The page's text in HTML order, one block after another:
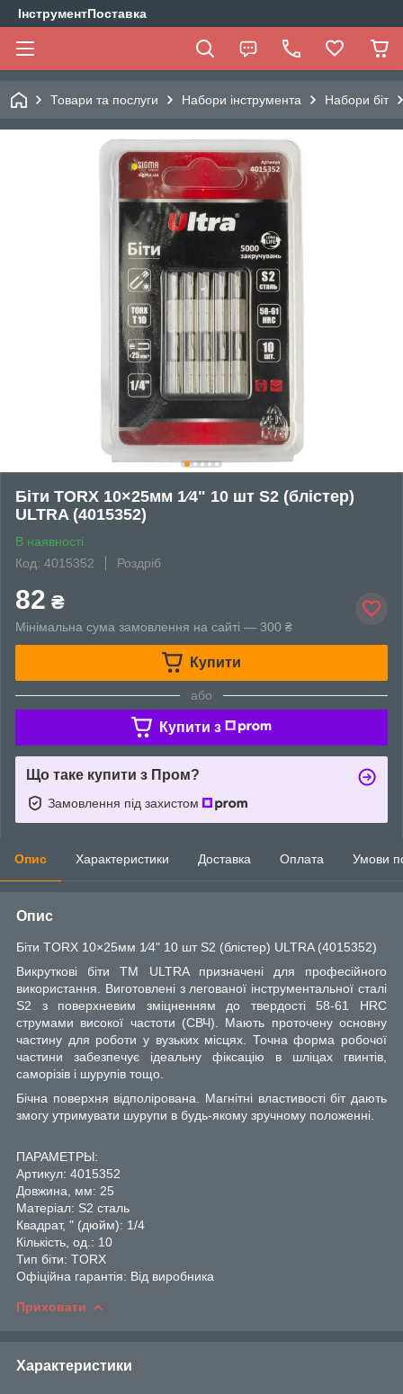
ІнструментПоставка
Товари та послуги Набори інструмента Набори біт
Біти TORX 10×25мм 1⁄4" 10 шт S2 (блістер)
ULTRA (4015352)
В наявності
Код: 4015352
Роздріб
82 ₴
Мінімальна сума замовлення на сайті — 300 ₴
Купити
або
Купити з
Що таке купити з Пром?
Замовлення під захистом
Опис Характеристики Доставка Оплата Умови
Опис
Біти TORX 10×25мм 1⁄4" 10 шт S2 (блістер) ULTRA (4015352)
Викруткові біти ТМ ULTRA призначені для професійного
використання. Виготовлені з легованої інструментальної сталі
S2 з поверхневим зміцненням до твердості 58-61 HRC
струмами високої частоти (СВЧ). Мають проточену основну
частину для роботи у вузьких місцях. Точна форма робочої
частини забезпечує ідеальну фіксацію в шліцах гвинтів,
саморізів і шурупів тощо.
Бічна поверхня відполірована. Магнітні властивості біт дають
змогу утримувати шурупи в будь-якому зручному положенні.
ПАРАМЕТРЫ:
Артикул: 4015352
Довжина, мм: 25
Матеріал: S2 сталь
Квадрат, " (дюйм): 1/4
Кількість, од.: 10
Тип біти: TORX
Офіційна гарантія: Від виробника
Приховати
Характеристики